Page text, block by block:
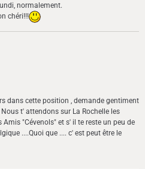
normalement.
chéri!!!
dans cette position , demande gentiment
t' attendons sur La Rochelle les
"Cévenols" et s' il te reste un peu de
....Quoi que .... c' est peut être le